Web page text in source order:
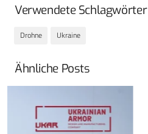
Verwendete Schlagwörter
Drohne Ukraine
Ähnliche Posts